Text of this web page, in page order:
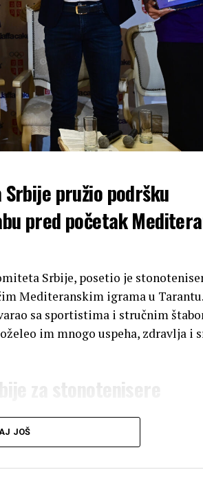
pružio podršku
pred početak
Srbije, posetio je
Mediteranskim igrama u
sa sportistima i stručnim
im mnogo uspeha, zdravlja i
za stonotenisere
je istakao da će svi članovi
. On je posebno naglasio značaj
JOŠ